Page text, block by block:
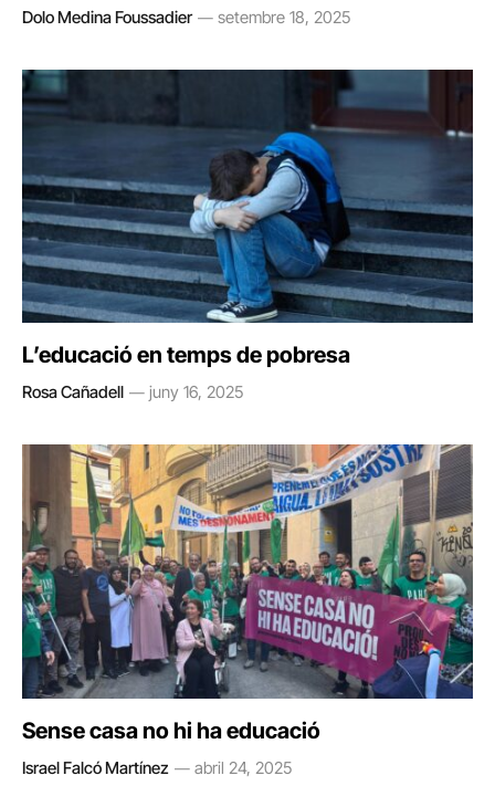
Dolo Medina Foussadier setembre 18, 2025
L’educació en temps de pobresa
Rosa Cañadell juny 16, 2025
Sense casa no hi ha educació
Israel Falcó Martínez abril 24, 2025